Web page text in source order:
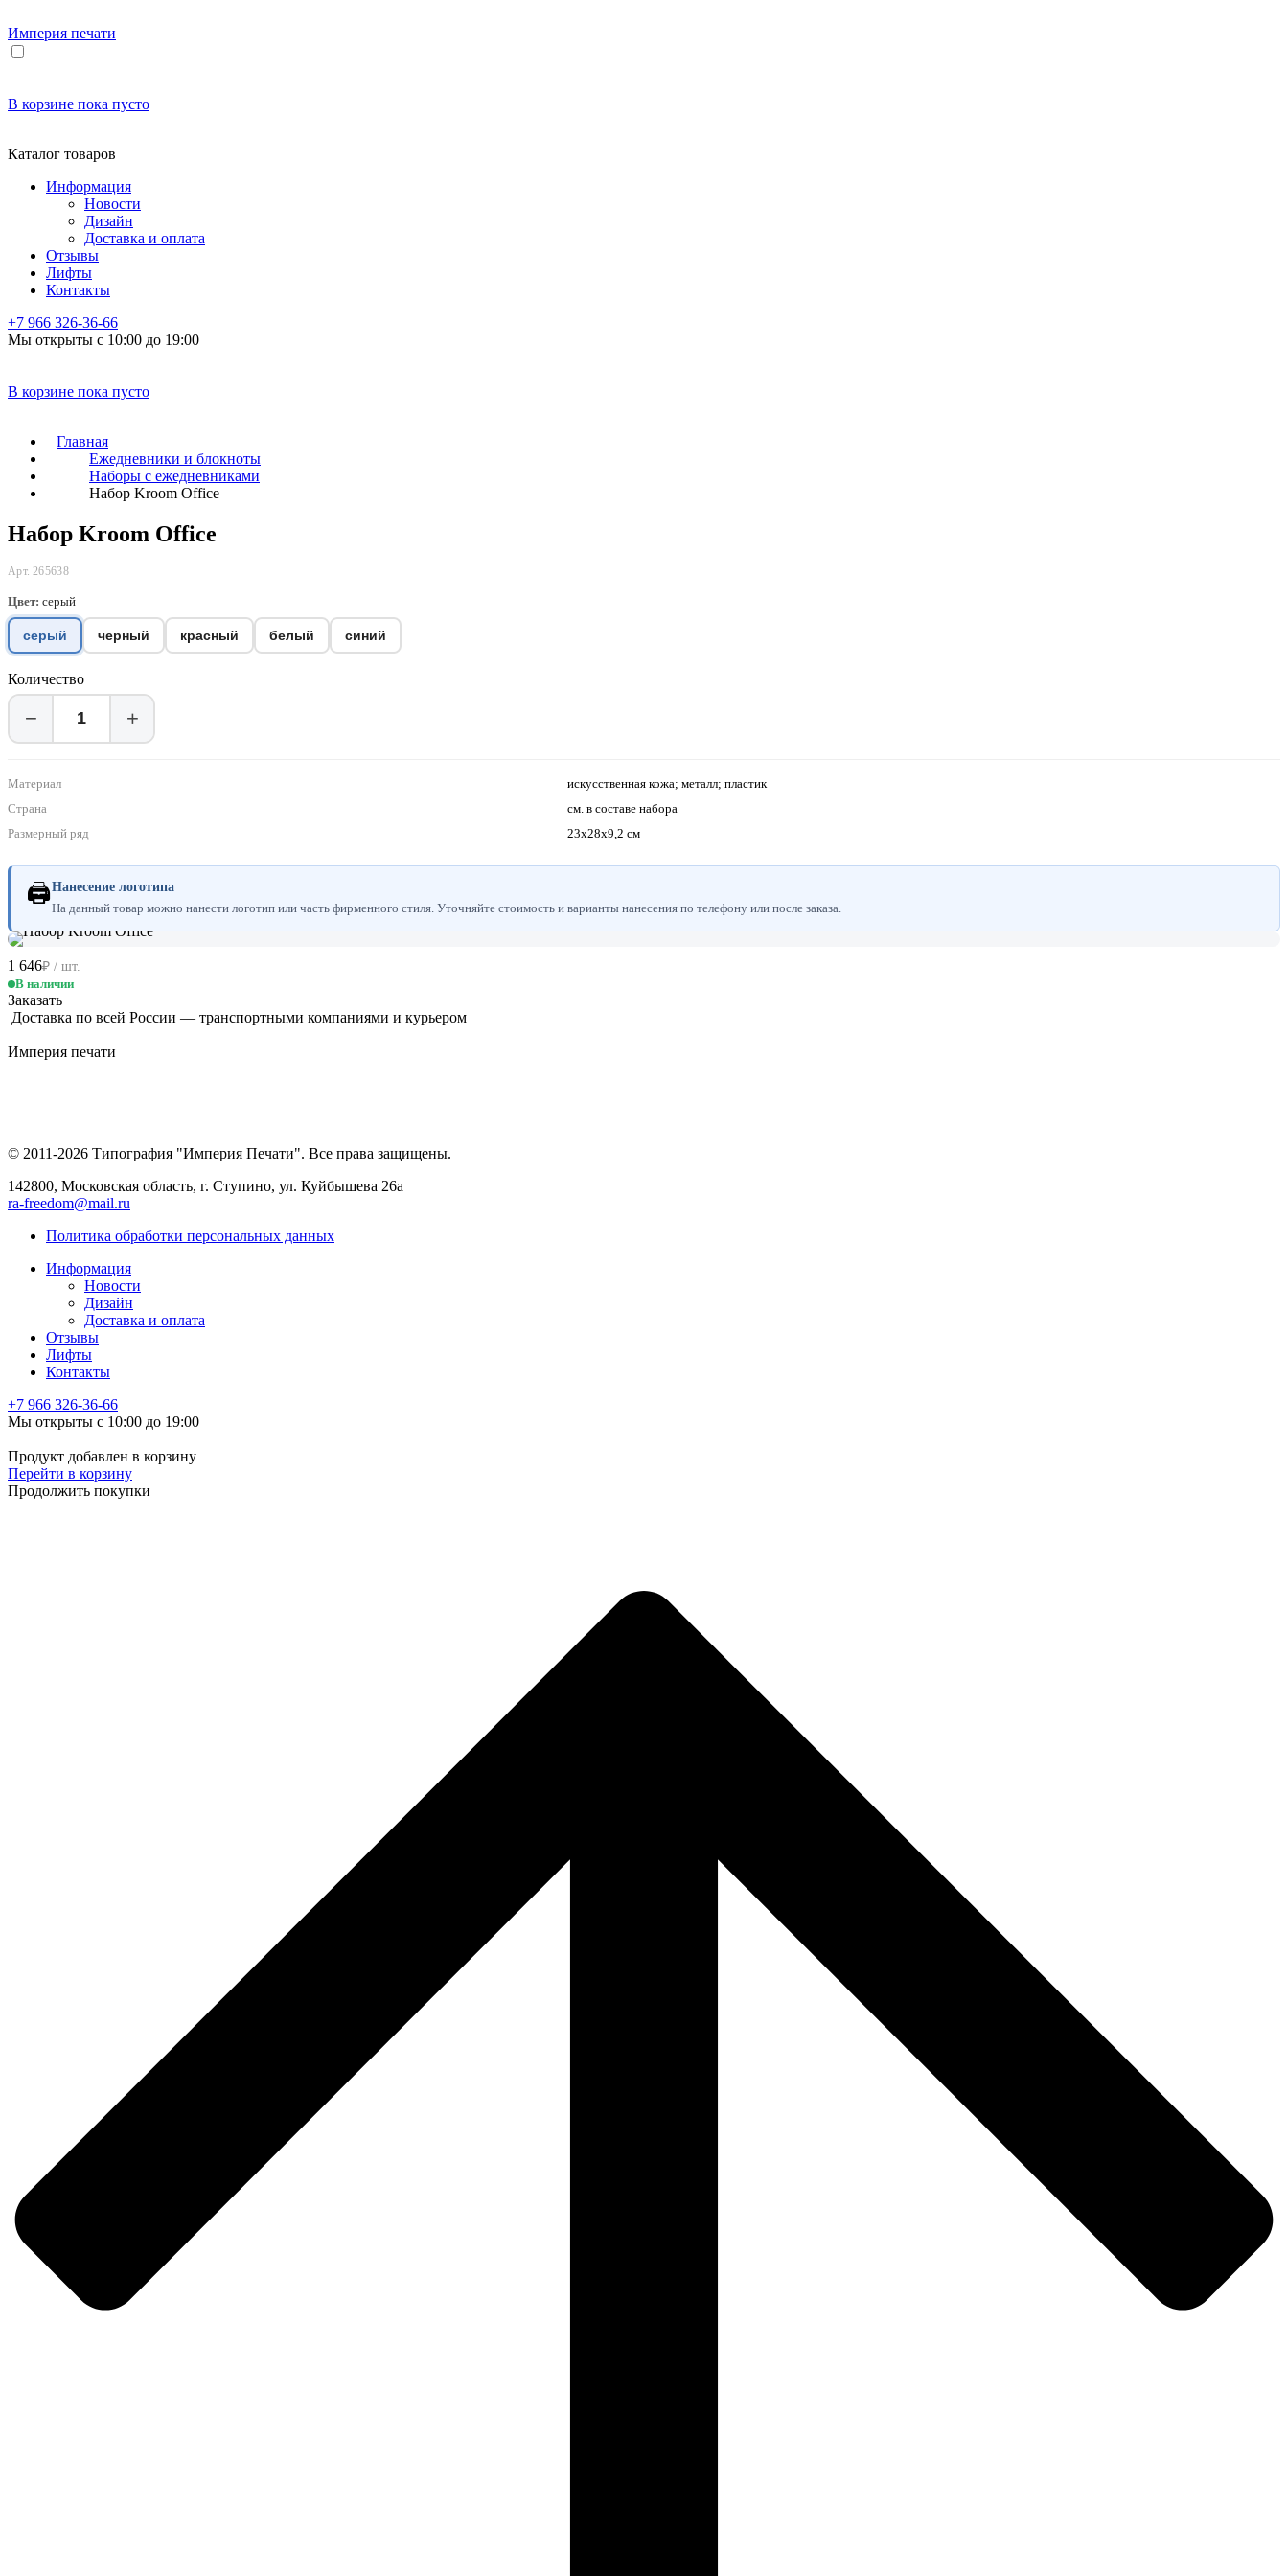
Империя печати
В корзине пока пусто
Каталог товаров
Информация
Новости
Дизайн
Доставка и оплата
Отзывы
Лифты
Контакты
+7 966 326-36-66
Мы открыты с 10:00 до 19:00
В корзине пока пусто
Главная
Ежедневники и блокноты
Наборы с ежедневниками
Набор Kroom Office
Набор Kroom Office
Арт. 265638
Цвет: серый
серый черный красный белый синий
Количество
− +
Материал
искусственная кожа; металл; пластик
Страна
см. в составе набора
Размерный ряд
23х28х9,2 см
🖨Нанесение логотипа
На данный товар можно нанести логотип или часть фирменного стиля. Уточняйте стоимость и варианты нанесения по телефону или после заказа.
1 646₽ / шт.
В наличии
Заказать
Доставка по всей России — транспортными компаниями и курьером
Империя печати
© 2011-2026 Типография "Империя Печати". Все права защищены.
142800, Московская область, г. Ступино, ул. Куйбышева 26а
ra-freedom@mail.ru
Политика обработки персональных данных
Информация
Новости
Дизайн
Доставка и оплата
Отзывы
Лифты
Контакты
+7 966 326-36-66
Мы открыты с 10:00 до 19:00
Продукт добавлен в корзину
Перейти в корзину
Продолжить покупки